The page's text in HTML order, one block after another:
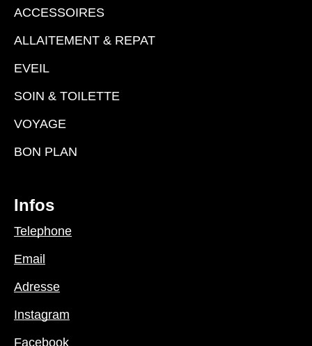
ACCESSOIRES
ALLAITEMENT & REPAT
EVEIL
SOIN & TOILETTE
VOYAGE
BON PLAN
Infos
Telephone
Email
Adresse
Instagram
Facebook